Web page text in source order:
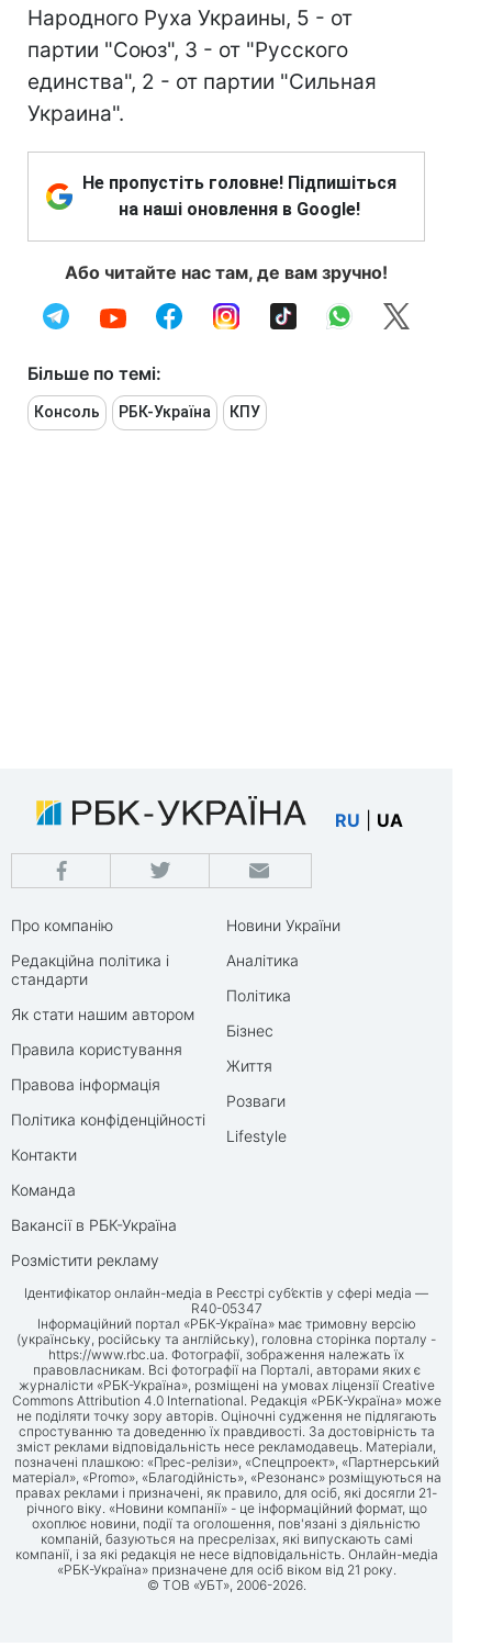
Народного Руха Украины, 5 - от
партии "Союз", 3 - от "Русского
единства", 2 - от партии "Сильная
Украина".
Не пропустіть головне! Підпишіться
на наші оновлення в Google!
Або читайте нас там, де вам зручно!
Більше по темі:
Консоль РБК-Україна КПУ
RU UA
Про компанію
Редакційна політика і
стандарти
Як стати нашим автором
Правила користування
Правова інформація
Політика конфіденційності
Контакти
Команда
Вакансії в РБК-Україна
Розмістити рекламу
Новини України
Аналітика
Політика
Бізнес
Життя
Розваги
Lifestyle
Ідентифікатор онлайн-медіа в Реєстрі суб’єктів у сфері медіа —
R40-05347
Інформаційний портал «РБК-Україна» має тримовну версію
(українську, російську та англійську), головна сторінка порталу -
https://www.rbc.ua. Фотографії, зображення належать їх
правовласникам. Всі фотографії на Порталі, авторами яких є
журналісти «РБК-Україна», розміщені на умовах ліцензії Creative
Commons Attribution 4.0 International. Редакція «РБК-Україна» може
не поділяти точку зору авторів. Оціночні судження не підлягають
спростуванню та доведенню їх правдивості. За достовірність та
зміст реклами відповідальність несе рекламодавець. Матеріали,
позначені плашкою: «Прес-релізи», «Спецпроект», «Партнерський
матеріал», «Promo», «Благодійність», «Резонанс» розміщуються на
правах реклами і призначені, як правило, для осіб, які досягли 21-
річного віку. «Новини компанії» - це інформаційний формат, що
охоплює новини, події та оголошення, пов'язані з діяльністю
компаній, базуються на пресрелізах, які випускають самі
компанії, і за які редакція не несе відповідальність. Онлайн-медіа
«РБК-Україна» призначене для осіб віком від 21 року.
© ТОВ «УБТ», 2006-2026.